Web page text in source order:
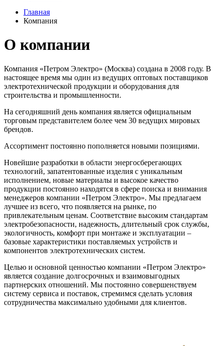
Главная
Компания
О компании
Компания «Петром Электро» (Москва) создана в 2008 году. В
настоящее время мы один из ведущих оптовых поставщиков
электротехнической продукции и оборудования для
строительства и промышленности.
На сегодняшний день компания является официальным
торговым представителем более чем 30 ведущих мировых
брендов.
Ассортимент постоянно пополняется новыми позициями.
Новейшие разработки в области энергосберегающих
технологий, запатентованные изделия с уникальным
исполнением, новые материалы и высокое качество
продукции постоянно находятся в сфере поиска и внимания
менеджеров компании «Петром Электро». Мы предлагаем
лучшее из всего, что появляется на рынке, по
привлекательным ценам. Соответствие высоким стандартам
электробезопасности, надежность, длительный срок службы,
экологичность, комфорт при монтаже и эксплуатации –
базовые характеристики поставляемых устройств и
компонентов электротехнических систем.
Целью и основной ценностью компании «Петром Электро»
является создание долгосрочных и взаимовыгодных
партнерских отношений. Мы постоянно совершенствуем
систему сервиса и поставок, стремимся сделать условия
сотрудничества максимально удобными для клиентов.